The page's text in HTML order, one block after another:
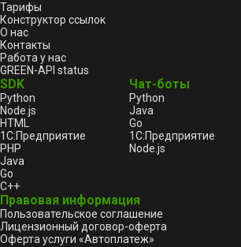
Тарифы
Конструктор ссылок
О нас
Контакты
Работа у нас
GREEN-API status
SDK
Python
Node.js
HTML
1С:Предприятие
PHP
Java
Go
C++
Чат-боты
Python
Java
Go
1С:Предприятие
Node.js
Правовая информация
Пользовательское соглашение
Лицензионный договор-оферта
Оферта услуги «Автоплатеж»